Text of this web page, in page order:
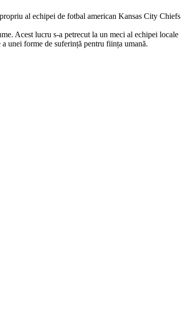
al echipei de fotbal american Kansas City Chiefs
Acest lucru s-a petrecut la un meci al echipei locale
unei forme de suferință pentru ființa umană.